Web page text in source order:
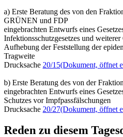
a) Erste Beratung des von den
GRÜNEN und FDP
eingebrachten Entwurfs eines
Infektionsschutzgesetzes und weiterer
Aufhebung der Feststellung der
Tragweite
Drucksache 20/15(Dokument, öffnet
b) Erste Beratung des von der
eingebrachten Entwurfs eines
Schutzes vor Impfpassfälschungen
Drucksache 20/27(Dokument, öffnet
Reden zu diesem